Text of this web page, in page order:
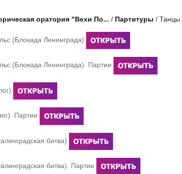
оратория "Вехи По... / Партитуры / Танцы
(Блокада Ленинграда)
(Блокада Ленинграда). Партии
Партии
битва)
битва). Партии